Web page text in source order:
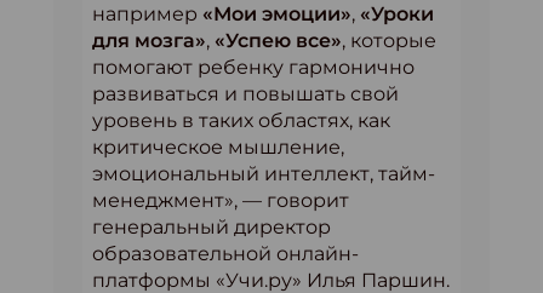
например «Мои эмоции», «Уроки
для мозга», «Успею все», которые
помогают ребенку гармонично
развиваться и повышать свой
уровень в таких областях, как
критическое мышление,
эмоциональный интеллект, тайм-
менеджмент», — говорит
генеральный директор
образовательной онлайн-
платформы «Учи.ру» Илья Паршин.